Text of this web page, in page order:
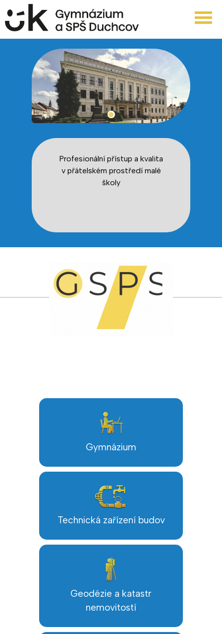
Profesionální přístup a kvalita
v přátelském prostředí malé
školy
Gymnázium
Technická zařízení budov
Geodézie a katastr
nemovitostí